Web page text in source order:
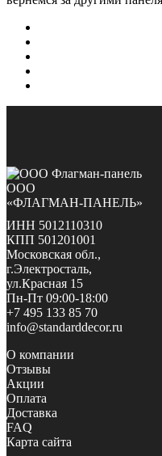
ООО
«ФЛАГМАН-ПАНЕЛЬ»
ИНН 5012110310
КПП 501201001
Московская обл.,
г.Электросталь,
ул.Красная 15
Пн-Пт 09:00-18:00
+7 495 133 85 70
info@standarddecor.ru
О компании
Отзывы
Акции
Оплата
Доставка
FAQ
Карта сайта